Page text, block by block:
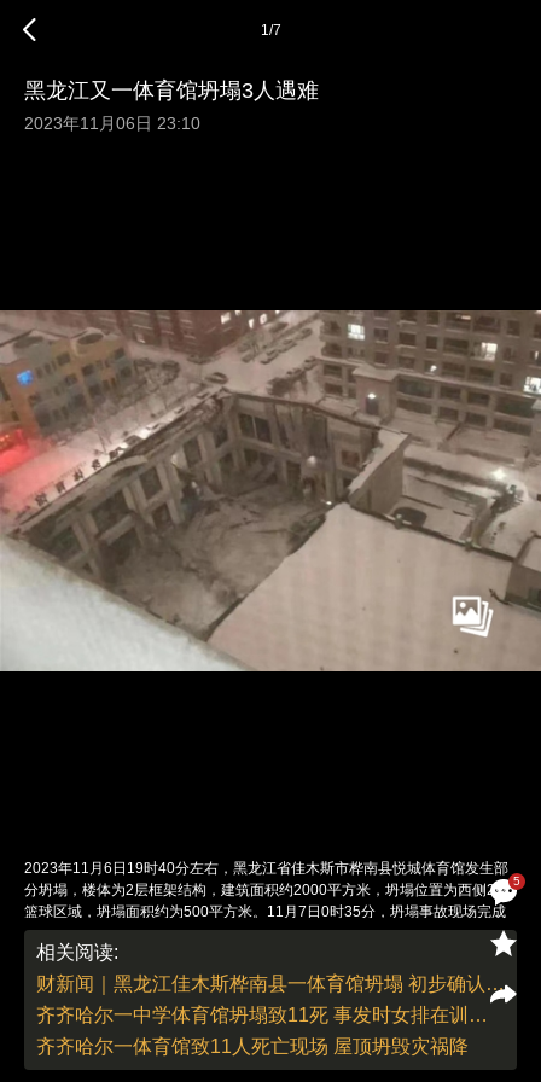
5
1/7
黑龙江又一体育馆坍塌3人遇难
2023年11月06日 23:10
2023年11月6日19时40分左右，黑龙江省佳木斯市桦南县悦城体育馆发生部
分坍塌，楼体为2层框架结构，建筑面积约2000平方米，坍塌位置为西侧2楼
篮球区域，坍塌面积约为500平方米。11月7日0时35分，坍塌事故现场完成
救援。事故发生时，现场共有7人，其中3人自行脱险，1人轻伤，3人遇难。
此前2023年7月23日下午，黑龙江省齐齐哈尔市三十四中体育馆发生坍塌事
故，造成11人死亡。图：事故视频截图
责任编辑：董德 | 版面编辑：刘青
相关阅读:
财新闻｜黑龙江佳木斯桦南县一体育馆坍塌 初步确认3人被困
齐齐哈尔一中学体育馆坍塌致11死 事发时女排在训练（更新）
齐齐哈尔一体育馆致11人死亡现场 屋顶坍毁灾祸降